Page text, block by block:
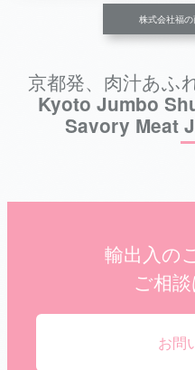
株式会社福
京都発、肉汁あふ
Kyoto Jumbo
Savory Meat
輸出入の
ご相
お問